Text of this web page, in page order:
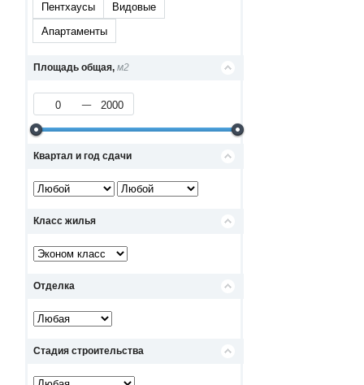
Пентхаусы
Видовые
Апартаменты
Площадь общая, м2
Квартал и год сдачи
Класс жилья
Отделка
Стадия строительства